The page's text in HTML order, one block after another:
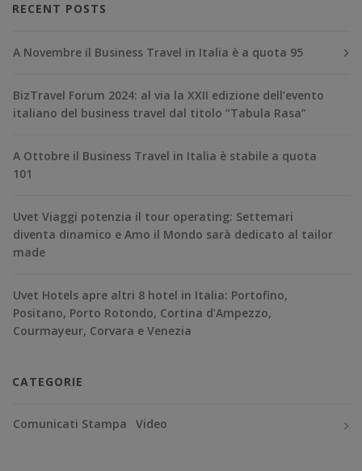
RECENT POSTS
A Novembre il Business Travel in Italia è a quota 95
BizTravel Forum 2024: al via la XXII edizione dell’evento
italiano del business travel dal titolo “Tabula Rasa”
A Ottobre il Business Travel in Italia è stabile a quota
101
Uvet Viaggi potenzia il tour operating: Settemari
diventa dinamico e Amo il Mondo sarà dedicato al tailor
made
Uvet Hotels apre altri 8 hotel in Italia: Portofino,
Positano, Porto Rotondo, Cortina d’Ampezzo,
Courmayeur, Corvara e Venezia
CATEGORIE
Comunicati Stampa Video